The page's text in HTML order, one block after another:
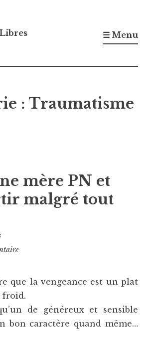
☰ Menu
: Traumatisme
mère PN et
malgré tout
que la vengeance est un plat
froid.
de généreux et sensible
bon caractère quand même…